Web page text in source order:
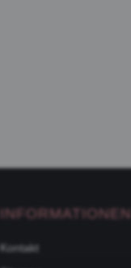
INFORMATIONEN
Kontakt